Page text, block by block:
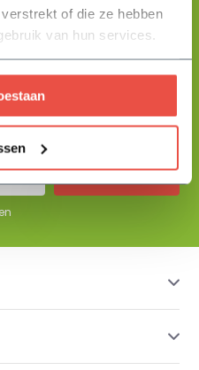
of die ze hebben
van hun services.
23 44 64
per mail